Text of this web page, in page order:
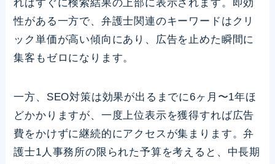
ればすぐに検索結果の上部に表示されます。即効
性がある一方で、弁護士関連のキーワードはクリ
ック単価が高い傾向にあり、広告を止めた瞬間に
集客もゼロになります。
一方、SEO対策は効果が出るまでに6ヶ月〜1年ほ
どかかりますが、一度上位表示を獲得すれば広告
費をかけずに継続的にアクセスが集まります。弁
護士1人事務所の限られた予算を考えると、中長期